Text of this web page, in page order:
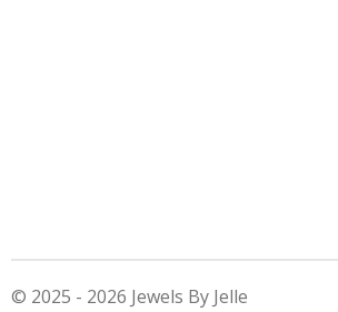
© 2025 - 2026 Jewels By Jelle